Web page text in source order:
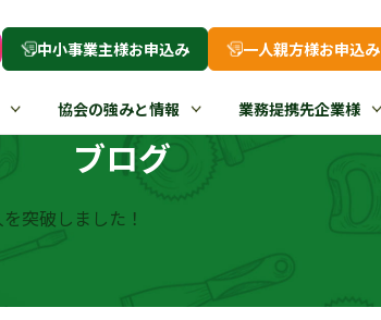
中小事業主様お申込み 一人親方様お申込み
協会の強みと情報 業務提携先企業様
ブログ
突破しました！